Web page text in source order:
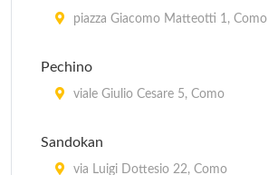
piazza Giacomo Matteotti 1, Como
Pechino
viale Giulio Cesare 5, Como
Sandokan
via Luigi Dottesio 22, Como